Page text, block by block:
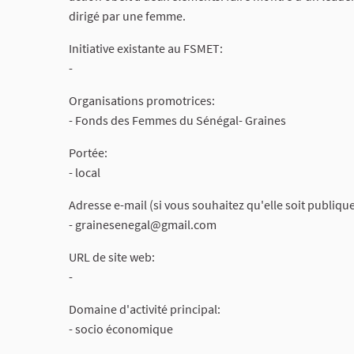
dirigé par une femme.
Initiative existante au FSMET:
-
Organisations promotrices:
- Fonds des Femmes du Sénégal- Graines
Portée:
- local
Adresse e-mail (si vous souhaitez qu'elle soit
- grainesenegal@gmail.com
URL de site web:
-
Domaine d'activité principal:
- socio économique